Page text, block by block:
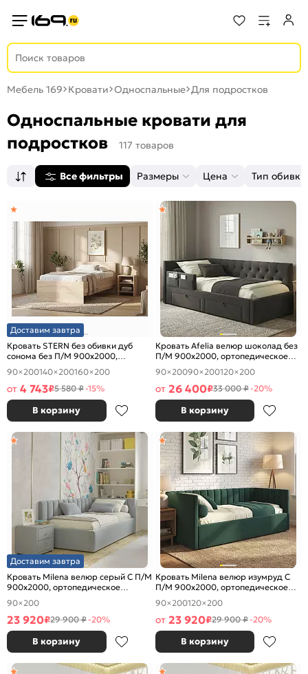
Мебель 169 Кровати Односпальные Для подростков
Односпальные кровати для
подростков
117 товаров
Все фильтры Размеры Цена Тип обивки
Доставим завтра
Кровать STERN без обивки дуб
сонома без П/М 900x2000,
изголовье жесткое
90×200140×200160×200
от 4 743₽5 580 ₽-15%
В корзину
Кровать Afelia велюр шоколад без
П/М 900x2000, ортопедическое
основание, изголовье мягкое
90×20090×200120×200
от 26 400₽33 000 ₽-20%
В корзину
Доставим завтра
Кровать Milena велюр серый С П/М
900x2000, ортопедическое
основание, изголовье мягкое
90×200
23 920₽29 900 ₽-20%
В корзину
Кровать Milena велюр изумруд С
П/М 900x2000, ортопедическое
основание, изголовье мягкое
90×200120×200
от 23 920₽29 900 ₽-20%
В корзину